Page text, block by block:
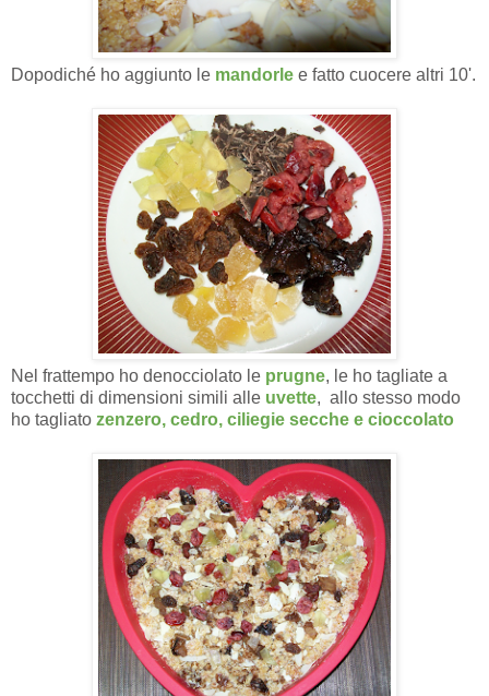
Dopodiché ho aggiunto le mandorle e fatto cuocere altri 10'.
Nel frattempo ho denocciolato le prugne, le ho tagliate a
tocchetti di dimensioni simili alle uvette, allo stesso modo
ho tagliato zenzero, cedro, ciliegie secche e cioccolato